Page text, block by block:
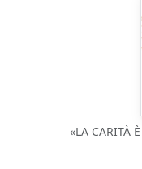
«LA CARITÀ